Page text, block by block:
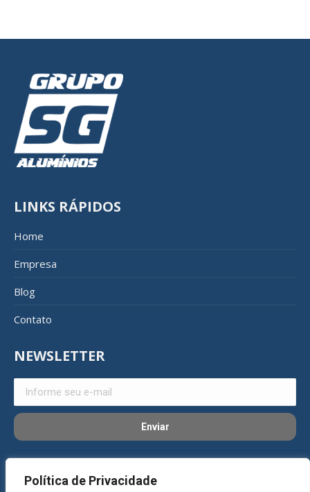
Política de Privacidade
LINKS RÁPIDOS
Home
Empresa
Blog
Contato
NEWSLETTER
REDES SOCIAIS